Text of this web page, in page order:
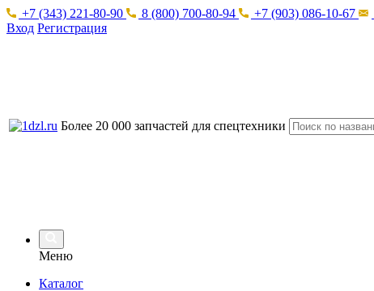
+7 (343) 221-80-90 8 (800) 700-80-94 +7 (903) 086-10-67
Вход Регистрация
Более 20 000 запчастей для спецтехники
Меню
Каталог